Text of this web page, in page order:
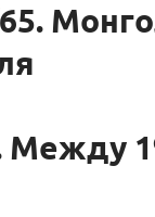
Между